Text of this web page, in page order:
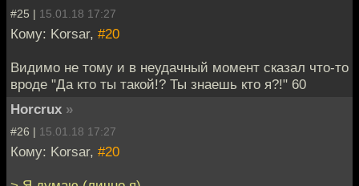
#25 | 15.01.18 17:27
Кому: Korsar, #20
Видимо не тому и в неудачный момент сказал что-то
вроде "Да кто ты такой!? Ты знаешь кто я?!" 60
Horcrux »
#26 | 15.01.18 17:27
Кому: Korsar, #20